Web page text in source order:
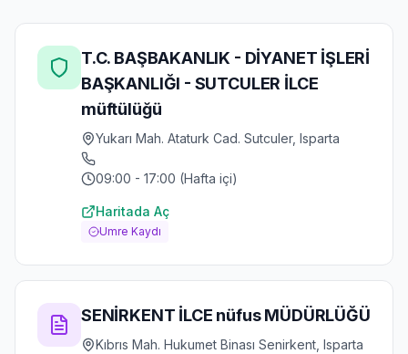
T.C. BAŞBAKANLIK - DİYANET İŞLERİ
BAŞKANLIĞI - SUTCULER İLCE
müftülüğü
Yukarı Mah. Ataturk Cad. Sutculer, Isparta
09:00 - 17:00 (Hafta içi)
Haritada Aç
Umre Kaydı
SENİRKENT İLCE nüfus MÜDÜRLÜĞÜ
Kıbrıs Mah. Hukumet Binası Senirkent, Isparta